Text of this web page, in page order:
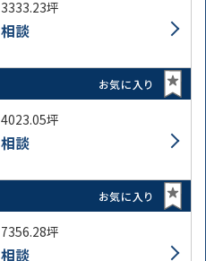
3333.23坪
相談
お気に入り
4023.05坪
相談
お気に入り
7356.28坪
相談